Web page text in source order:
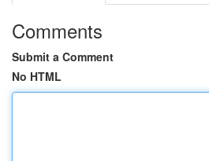
Comments
Submit a Comment
No HTML